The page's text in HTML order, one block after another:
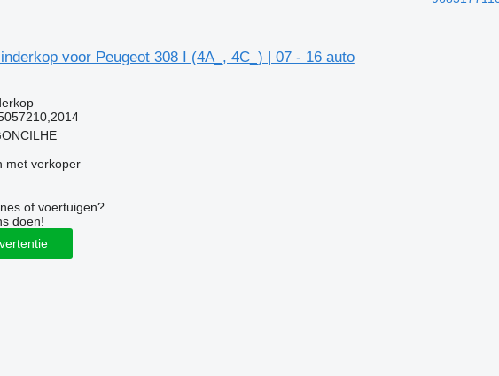
voor Peugeot 308 I (4A_, 4C_) | 07 - 16 auto
met verkoper
of voertuigen?
doen!